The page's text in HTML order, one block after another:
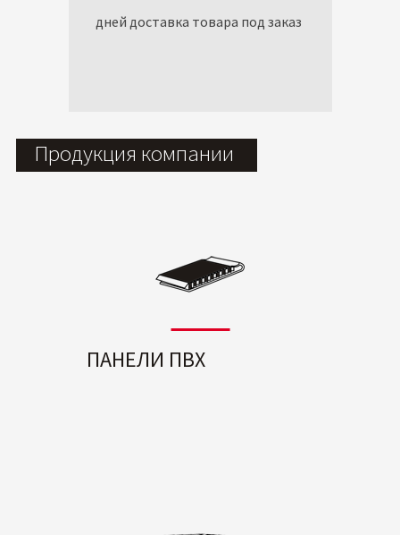
дней доставка товара под заказ
Продукция компании
ПАНЕЛИ ПВХ